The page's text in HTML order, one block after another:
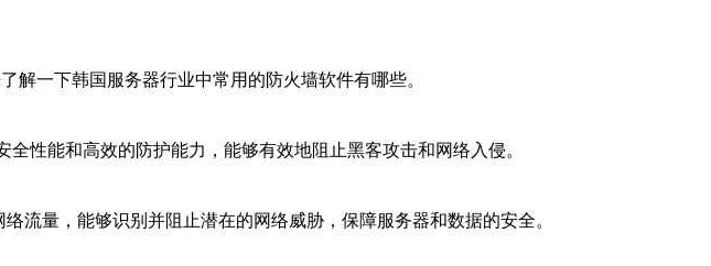
一下韩国服务器行业中常用的防火墙软件有哪些。
性能和高效的防护能力，能够有效地阻止黑客攻击和网络入侵。
流量，能够识别并阻止潜在的网络威胁，保障服务器和数据的安全。